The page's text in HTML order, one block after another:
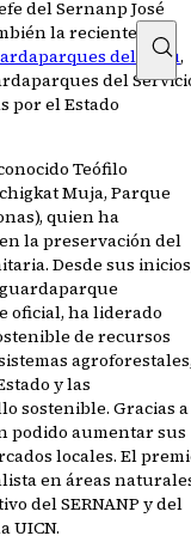
del Sernanp José
la reciente
del Perú,
del
por el Estado
Teófilo
Muja, Parque
quien ha
la preservación del
Desde sus
oficial, ha liderado
de recursos
y las
sostenible. Gracias a
podido aumentar sus
locales. El
en áreas
del SERNANP y del
UICN.